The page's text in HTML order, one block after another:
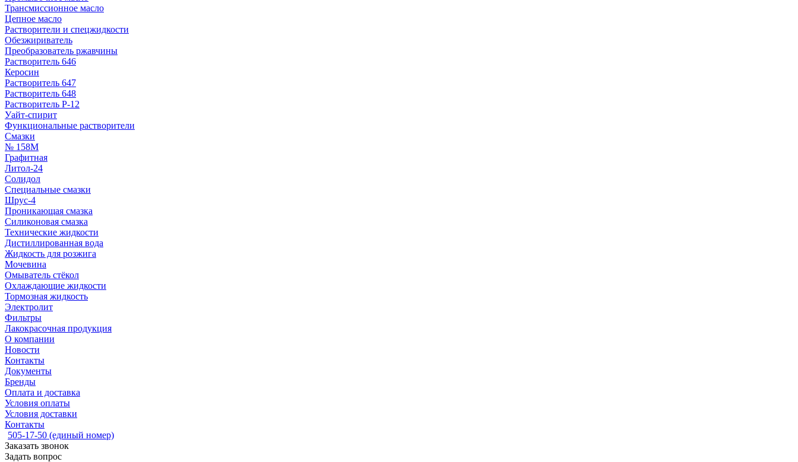
Трансмиссионное масло
Цепное масло
Растворители и спецжидкости
Обезжириватель
Преобразователь ржавчины
Растворитель 646
Керосин
Растворитель 647
Растворитель 648
Растворитель Р-12
Уайт-спирит
Функциональные растворители
Смазки
№ 158М
Графитная
Литол-24
Солидол
Специальные смазки
Шрус-4
Проникающая смазка
Силиконовая смазка
Технические жидкости
Дистиллированная вода
Жидкость для розжига
Мочевина
Омыватель стёкол
Охлаждающие жидкости
Тормозная жидкость
Электролит
Фильтры
Лакокрасочная продукция
О компании
Новости
Контакты
Документы
Бренды
Оплата и доставка
Условия оплаты
Условия доставки
Контакты
505-17-50 (единый номер)
Заказать звонок
Задать вопрос